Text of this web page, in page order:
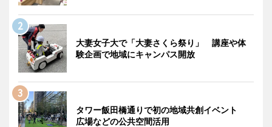
大妻女子大で「大妻さくら祭り」 講座や体
験企画で地域にキャンパス開放
タワー飯田橋通りで初の地域共創イベント
広場などの公共空間活用